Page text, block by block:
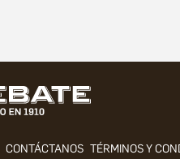
CONTÁCTANOS TÉRMINOS Y